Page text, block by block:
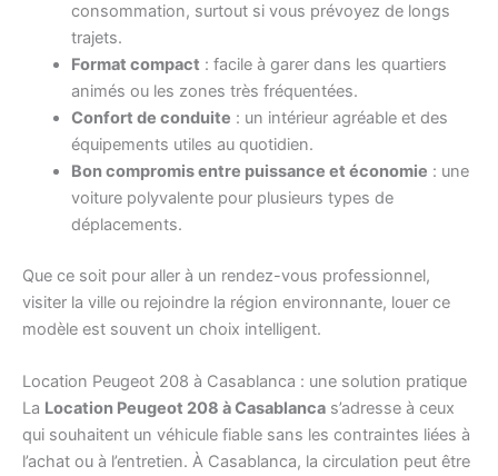
consommation, surtout si vous prévoyez de longs
trajets.
Format compact : facile à garer dans les quartiers
animés ou les zones très fréquentées.
Confort de conduite : un intérieur agréable et des
équipements utiles au quotidien.
Bon compromis entre puissance et économie : une
voiture polyvalente pour plusieurs types de
déplacements.
Que ce soit pour aller à un rendez-vous professionnel,
visiter la ville ou rejoindre la région environnante, louer ce
modèle est souvent un choix intelligent.
Location Peugeot 208 à Casablanca : une solution pratique
La Location Peugeot 208 à Casablanca s’adresse à ceux
qui souhaitent un véhicule fiable sans les contraintes liées à
l’achat ou à l’entretien. À Casablanca, la circulation peut être